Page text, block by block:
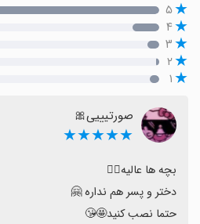
۵
۴
۳
۲
۱
صورتیییی🎀
★★★★★
حتما نصب کنید🤩😘